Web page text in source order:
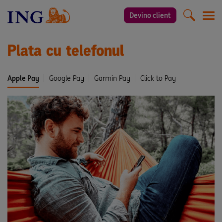
Devino client
Plata cu telefonul
Apple Pay Google Pay Garmin Pay Click to Pay